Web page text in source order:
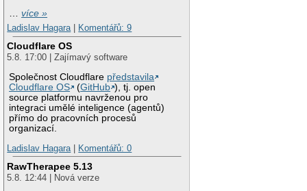
…více »
Ladislav Hagara| Komentářů: 9
Cloudflare OS
5.8. 17:00 | Zajímavý software
Společnost Cloudflare představila
Cloudflare OS
(GitHub ), tj. open
source platformu navrženou pro
integraci umělé inteligence (agentů)
přímo do pracovních procesů
organizací.
Ladislav Hagara| Komentářů: 0
RawTherapee 5.13
5.8. 12:44 | Nová verze